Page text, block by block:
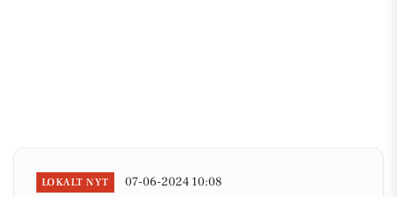
LOKALT NYT 07-06-2024 10:08